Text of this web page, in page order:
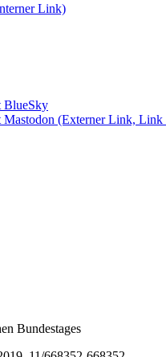
Link)
BlueSky
(Externer Link, Link
Bundestages